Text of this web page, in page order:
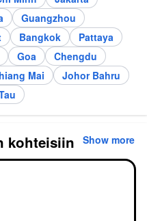
Guangzhou
Bangkok
Pattaya
Goa
Chengdu
Mai
Johor Bahru
kohteisiin Show more